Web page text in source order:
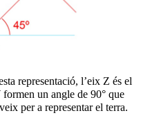
representació, l’eix Z és el
un angle de 90° que
per a representar el terra.